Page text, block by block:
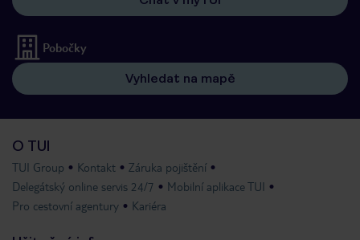
Pobočky
Vyhledat na mapě
O TUI
TUI Group Kontakt
Záruka pojištění
Delegátský online servis 24/7
Mobilní aplikace TUI
Pro cestovní agentury
Kariéra